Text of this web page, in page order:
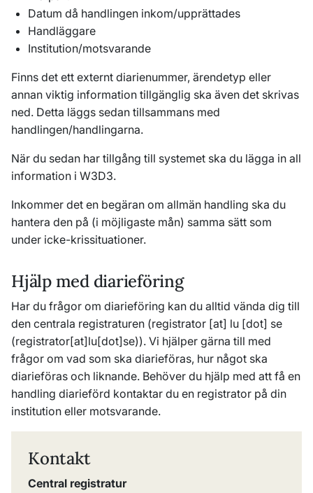
Datum då handlingen inkom/upprättades
Handläggare
Institution/motsvarande
Finns det ett externt diarienummer, ärendetyp eller
annan viktig information tillgänglig ska även det skrivas
ned. Detta läggs sedan tillsammans med
handlingen/handlingarna.
När du sedan har tillgång till systemet ska du lägga in all
information i W3D3.
Inkommer det en begäran om allmän handling ska du
hantera den på (i möjligaste mån) samma sätt som
under icke-krissituationer.
Hjälp med diarieföring
Har du frågor om diarieföring kan du alltid vända dig till
den centrala registraturen (registrator [at] lu [dot] se
(registrator[at]lu[dot]se)). Vi hjälper gärna till med
frågor om vad som ska diarieföras, hur något ska
diarieföras och liknande. Behöver du hjälp med att få en
handling diarieförd kontaktar du en registrator på din
institution eller motsvarande.
Kontakt
Central registratur